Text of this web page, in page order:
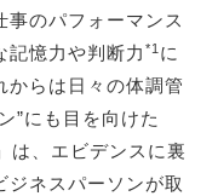
事のパフォーマンス
記憶力や判断力 *1 に
からは日々の体調管
”にも目を向けた
は、エビデンスに裏
ジネスパーソンが取